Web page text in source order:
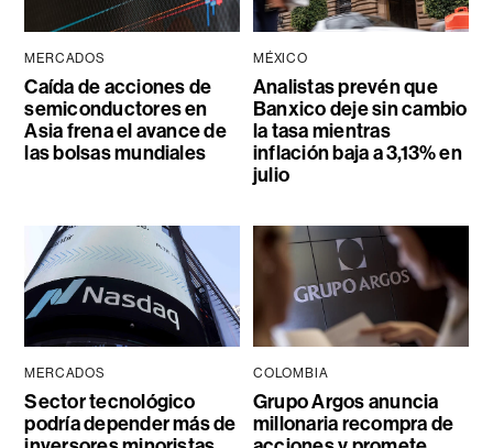
MERCADOS
Caída de acciones de
semiconductores en
Asia frena el avance de
las bolsas mundiales
MÉXICO
Analistas prevén que
Banxico deje sin cambio
la tasa mientras
inflación baja a 3,13% en
julio
MERCADOS
Sector tecnológico
podría depender más de
COLOMBIA
Grupo Argos anuncia
millonaria recompra de